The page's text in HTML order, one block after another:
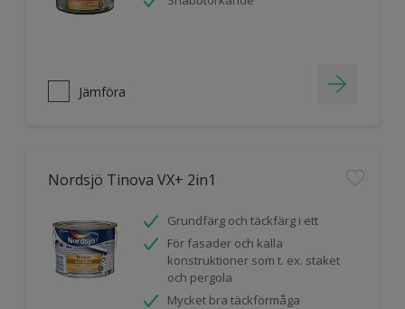
Jämföra
Nordsjö Tinova VX+ 2in1
Grundfärg och täckfärg i ett
För fasader och kalla
konstruktioner som t. ex. staket
och pergola
Mycket bra täckförmåga